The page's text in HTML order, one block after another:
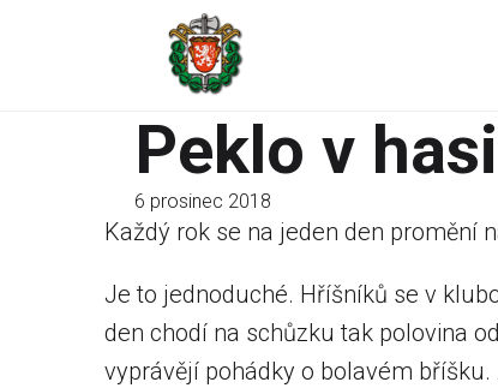
Peklo v
6 prosinec 2018
Každý rok se na jeden den promění
Je to jednoduché. Hříšníků se v
den chodí na schůzku tak polovina
vyprávějí pohádky o bolavém